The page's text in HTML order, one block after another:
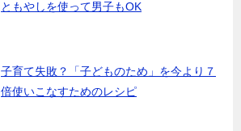
ともやしを使って男子もOK
子育て失敗？「子どものため」を今より７
倍使いこなすためのレシピ